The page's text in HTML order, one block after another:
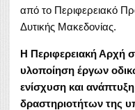
από το Περιφερειακό
Δυτικής Μακεδονίας.
Η Περιφερειακή Αρχή
υλοποίηση έργων
ενίσχυση και
δραστηριοτήτων της